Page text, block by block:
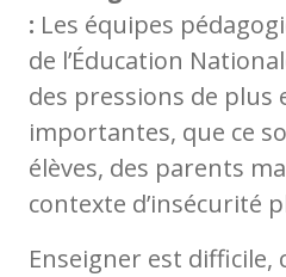
: Les équipes
de l’Éducation
des pressions de plus
importantes, que ce
élèves, des parents
contexte d’insécurité
Enseigner est difficile,